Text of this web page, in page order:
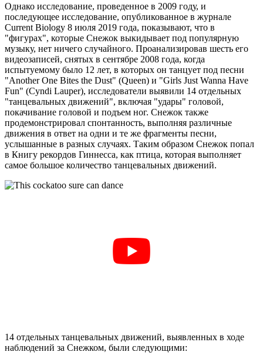
Однако исследование, проведенное в 2009 году, и
последующее исследование, опубликованное в журнале
Current Biology 8 июля 2019 года, показывают, что в
"фигурах", которые Снежок выкидывает под популярную
музыку, нет ничего случайного. Проанализировав шесть его
видеозаписей, снятых в сентябре 2008 года, когда
испытуемому было 12 лет, в которых он танцует под песни
"Another One Bites the Dust" (Queen) и "Girls Just Wanna Have
Fun" (Cyndi Lauper), исследователи выявили 14 отдельных
"танцевальных движений", включая "удары" головой,
покачивание головой и подъем ног. Снежок также
продемонстрировал спонтанность, выполняя различные
движения в ответ на одни и те же фрагменты песни,
услышанные в разных случаях. Таким образом Снежок попал
в Книгу рекордов Гиннесса, как птица, которая выполняет
самое большое количество танцевальных движений.
14 отдельных танцевальных движений, выявленных в ходе
наблюдений за Снежком, были следующими: